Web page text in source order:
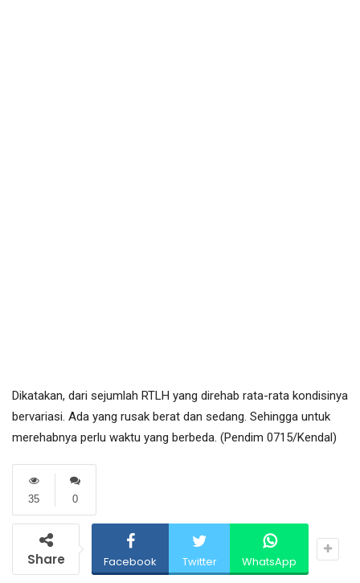
Dikatakan, dari sejumlah RTLH yang direhab rata-rata kondisinya
bervariasi. Ada yang rusak berat dan sedang. Sehingga untuk
merehabnya perlu waktu yang berbeda. (Pendim 0715/Kendal)
0
35
Share Facebook Twitter WhatsApp